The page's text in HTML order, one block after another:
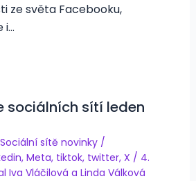
ze světa Facebooku,
i…
sociálních sítí leden
Sociální sítě novinky/
, Meta, tiktok, twitter, X / 4.
Iva Vláčilová a Linda Válková